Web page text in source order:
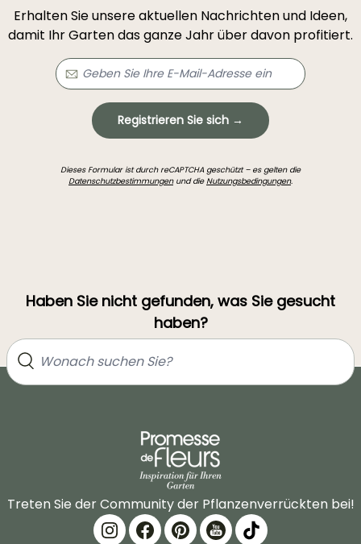
Erhalten Sie unsere aktuellen Nachrichten und Ideen,
damit Ihr Garten das ganze Jahr über davon profitiert.
Registrieren Sie sich →
Dieses Formular ist durch reCAPTCHA geschützt – es gelten die
Datenschutzbestimmungenund dieNutzungsbedingungen.
Haben Sie nicht gefunden, was Sie gesucht
haben?
Treten Sie der Community der Pflanzenverrückten bei!